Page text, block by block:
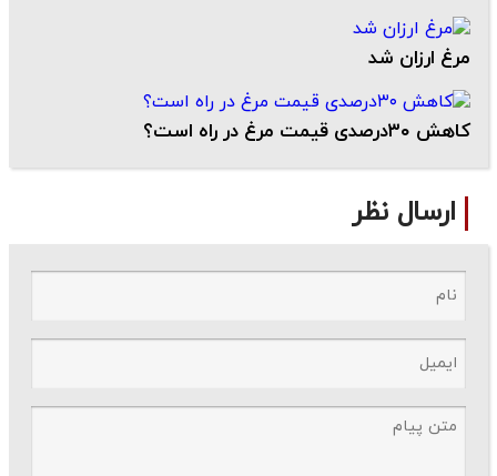
مرغ ارزان شد
کاهش ۳۰درصدی قیمت مرغ در راه است؟
ارسال نظر